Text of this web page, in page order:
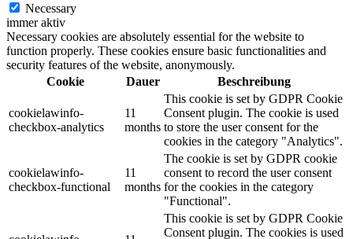
Necessary
immer aktiv
Necessary cookies are absolutely essential for the website to
function properly. These cookies ensure basic functionalities and
security features of the website, anonymously.
Cookie
Dauer Beschreibung
cookielawinfo-
checkbox-analytics
11
months
This cookie is set by GDPR Cookie
Consent plugin. The cookie is used
to store the user consent for the
cookies in the category "Analytics".
cookielawinfo-
checkbox-functional
11
months
The cookie is set by GDPR cookie
consent to record the user consent
for the cookies in the category
"Functional".
This cookie is set by GDPR Cookie
Consent plugin. The cookies is used